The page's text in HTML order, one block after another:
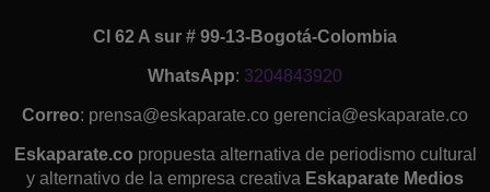
Cl 62 A sur # 99-13-Bogotá-Colombia
WhatsApp: 3204843920
Correo: prensa@eskaparate.co gerencia@eskaparate.co
Eskaparate.co propuesta alternativa de periodismo cultural
y alternativo de la empresa creativa Eskaparate Medios